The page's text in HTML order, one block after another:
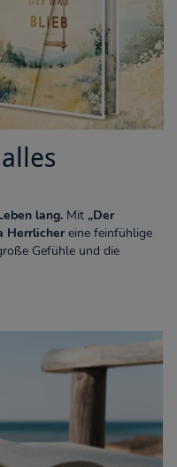
lang. Mit „Der
Herrlichereine feinfühlige
Gefühle und die